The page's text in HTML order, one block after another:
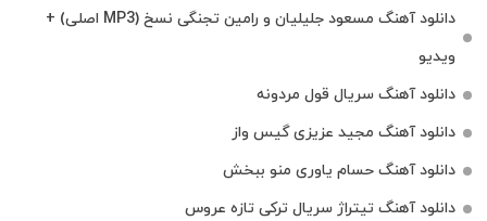
دانلود آهنگ مسعود جلیلیان و رامین تجنگی نسخ (MP3 اصلی) +
ویدیو
دانلود آهنگ سریال قول مردونه
دانلود آهنگ مجید عزیزی گیس واز
دانلود آهنگ حسام یاوری منو ببخش
دانلود آهنگ تیتراژ سریال ترکی تازه عروس